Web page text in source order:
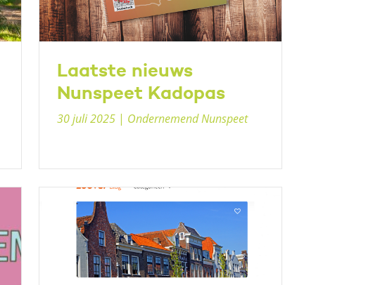
Laatste nieuws
Nunspeet Kadopas
30 juli 2025 | Ondernemend Nunspeet